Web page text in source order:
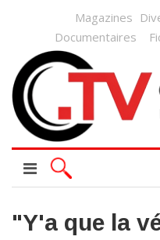
Magazines
Documentaires
"Y'a que la